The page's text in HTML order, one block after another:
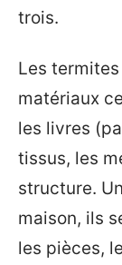
trois.
Les
matériaux
les livres
tissus, les
structure.
maison, ils
les pièces,